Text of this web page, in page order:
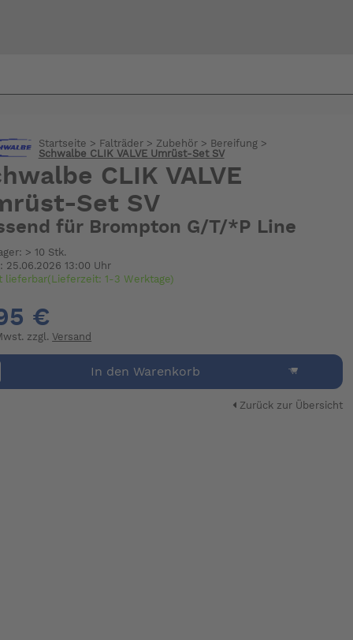
Startseite > Falträder> Zubehör> Bereifung>
Schwalbe CLIK VALVE Umrüst-Set SV
CLIK VALVE
Set SV
für Brompton G/T/*P Line
> 10 Stk.
25.06.2026 13:00 Uhr
lieferbar(Lieferzeit: 1-3 Werktage)
€
zzgl. Versand
In den Warenkorb
Zurück zur Übersicht